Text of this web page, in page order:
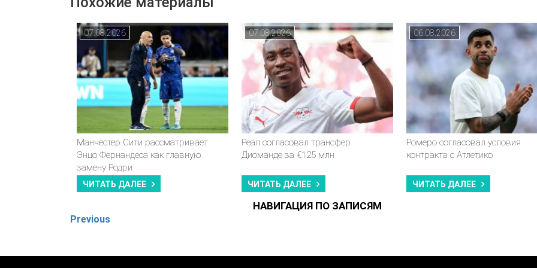
07.08.2026
Манчестер Сити рассматривает
Энцо Фернандеса как главную
замену Родри
ЧИТАТЬ ДАЛЕЕ
07.08.2026
Реал согласовал трансфер
Диоманде за €125 млн
ЧИТАТЬ ДАЛЕЕ
06.08.2026
Ромеро согласовал условия
контракта с Атлетико
ЧИТАТЬ ДАЛЕЕ
НАВИГАЦИЯ ПО ЗАПИСЯМ
Previous